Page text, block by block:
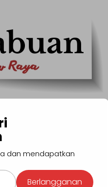
Z
Selamat
dan mendapatkan
Berlangganan